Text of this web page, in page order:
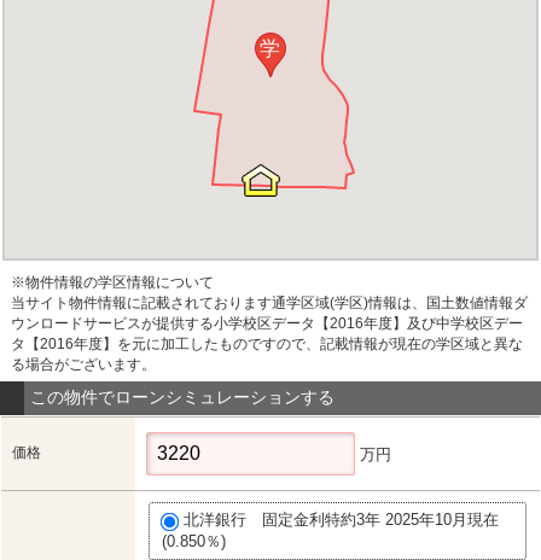
学
※物件情報の学区情報について
当サイト物件情報に記載されております通学区域(学区)情報は、国土数値情報ダ
ウンロードサービスが提供する小学校区データ【2016年度】及び中学校区デー
タ【2016年度】を元に加工したものですので、記載情報が現在の学区域と異な
る場合がございます。
この物件でローンシミュレーションする
価格 万円
北洋銀行 固定金利特約3年 2025年10月現在
(0.850％)